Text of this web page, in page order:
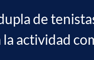
de
la actividad